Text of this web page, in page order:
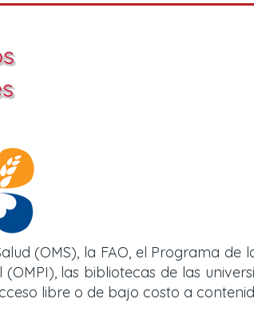
(OMS), la FAO, el Programa de
las bibliotecas de las
libre o de bajo costo a